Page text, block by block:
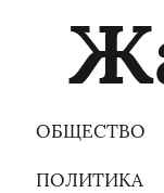
ОБЩЕСТВО
ПОЛИТИКА